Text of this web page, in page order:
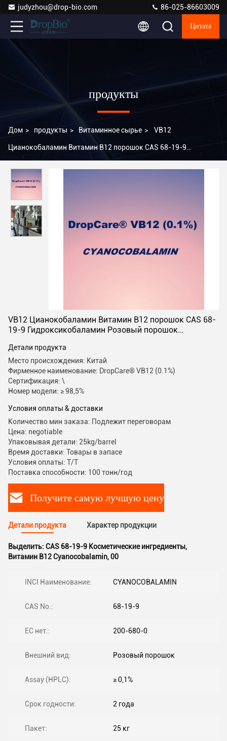
judyzhou@drop-bio.com 86-025-86603009
Цитата
продукты
Дом > продукты > Витаминное сырье > VB12
Цианокобаламин Витамин B12 порошок CAS 68-19-9
косметические компоненты
VB12 Цианокобаламин Витамин B12 порошок CAS 68-
19-9 Гидроксикобаламин Розовый порошок
Детали продукта
Место происхождения: Китай
Фирменное наименование: DropCare® VB12 (0.1%)
Сертификация: \
Номер модели: ≥ 98,5%
Условия оплаты & доставки
Количество мин заказа: Подлежит переговорам
Цена: negotiable
Упаковывая детали: 25kg/barrel
Время доставки: Товары в запасе
Условия оплаты: T/T
Поставка способности: 100 тонн/год
Получите самую лучшую цену
Детали продукта Характер продукции
Выделить: CAS 68-19-9 Косметические ингредиенты,
Витамин B12 Cyanocobalamin,00
INCI Наименование: CYANOCOBALAMIN
CAS No.: 68-19-9
EC нет.: 200-680-0
Внешний вид: Розовый порошок
Assay (HPLC): ≥ 0,1%
Срок годности: 2 года
Пакет: 25 кг